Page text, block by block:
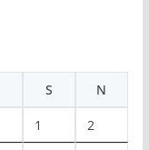
S N
1 2